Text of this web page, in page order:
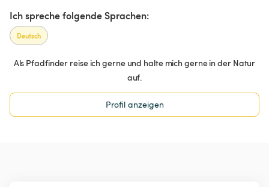
Ich spreche folgende Sprachen:
Deutsch
Als Pfadfinder reise ich gerne und halte mich gerne in der Natur
auf.
Profil anzeigen